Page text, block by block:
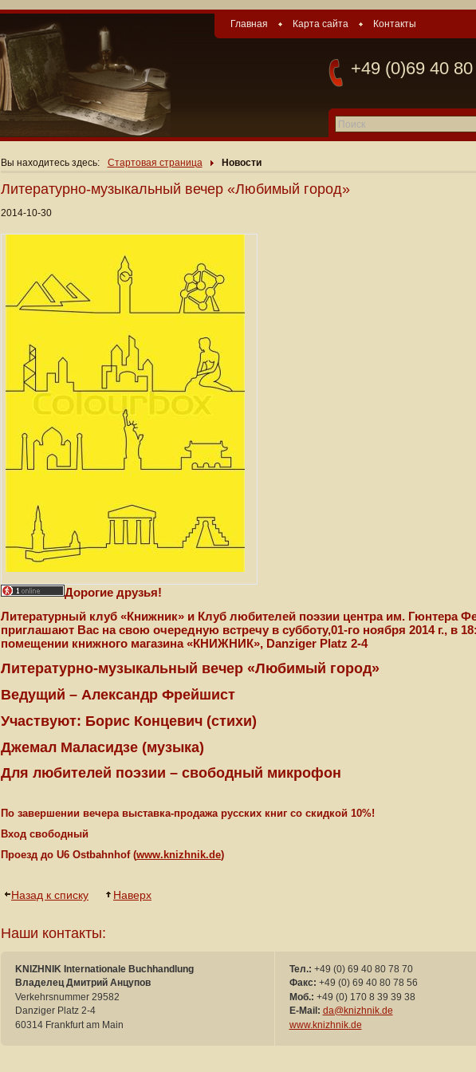
Главная Карта сайта Контакты
+49 (0)69 40
Вы находитесь здесь: Стартовая страница Новости
Литературно-музыкальный вечер «Любимый город»
2014-10-30
Дорогие друзья!
Литературный клуб «Книжник» и Клуб любителей поэзии центра им. Гюнтера
приглашают Вас на свою очередную встречу в субботу,01-го ноября 2014 г., в
помещении книжного магазина «КНИЖНИК», Danziger Platz 2-4
Литературно-музыкальный вечер «Любимый город»
Ведущий – Александр Фрейшист
Участвуют: Борис Концевич (стихи)
Джемал Маласидзе (музыка)
Для любителей поэзии – свободный микрофон
По завершении вечера выставка-продажа русских книг со скидкой 10%!
Вход свободный
Проезд до U6 Ostbahnhof(www.knizhnik.de)
Назад к списку Наверх
Наши контакты:
KNIZHNIK Internationale Buchhandlung
Владелец Дмитрий Анцупов
Verkehrsnummer 29582
Danziger Platz 2-4
60314 Frankfurt am Main
Тел.: +49 (0) 69 40 80 78 70
Факс: +49 (0) 69 40 80 78 56
Моб.: +49 (0) 170 8 39 39 38
E-Mail: da@knizhnik.de
www.knizhnik.de